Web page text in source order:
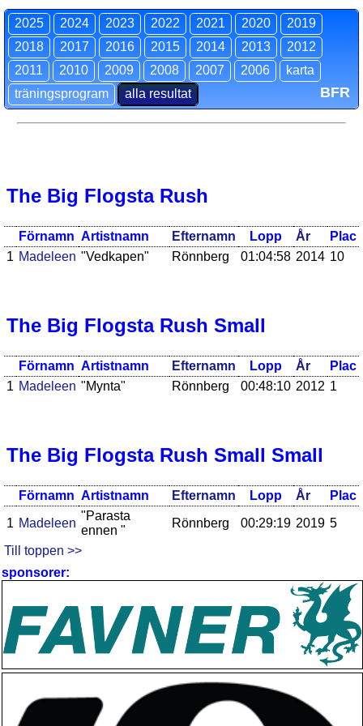
2025 2024 2023 2022 2021 2020
2019
2018
2017 2016 2015 2014 2013
2012
2011
2010 2009 2008 2007 2006
karta
träningsprogram
alla resultat BFR
The Big Flogsta Rush
Förnamn Artistnamn Efternamn Lopp År
Plac
1 Madeleen "Vedkapen" Rönnberg 01:04:58 2014 10
The Big Flogsta Rush Small
Förnamn Artistnamn Efternamn Lopp År
Plac
1 Madeleen "Mynta" Rönnberg 00:48:10 2012 1
The Big Flogsta Rush Small Small
Förnamn Artistnamn Efternamn Lopp År
Plac
1 Madeleen
"Parasta
ennen "
Rönnberg 00:29:19 2019 5
Till toppen >>
sponsorer: